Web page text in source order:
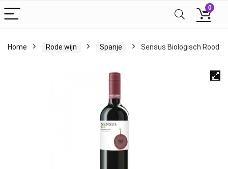
0
Home Rode wijn Spanje Sensus Biologisch Rood